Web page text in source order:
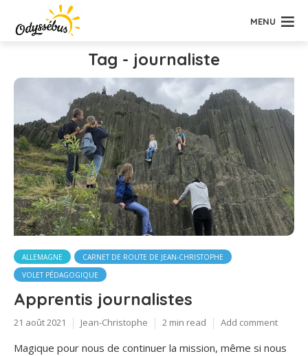
MENU
Tag - journaliste
ALLEMAGNE
CARNET DE ROUTE DE JEAN-CHRISTOPHE
VOLET PÉDAGOGIQUE
Apprentis journalistes
21 août 2021 Jean-Christophe 2 min read Add comment
Magique pour nous de continuer la mission, même si nous